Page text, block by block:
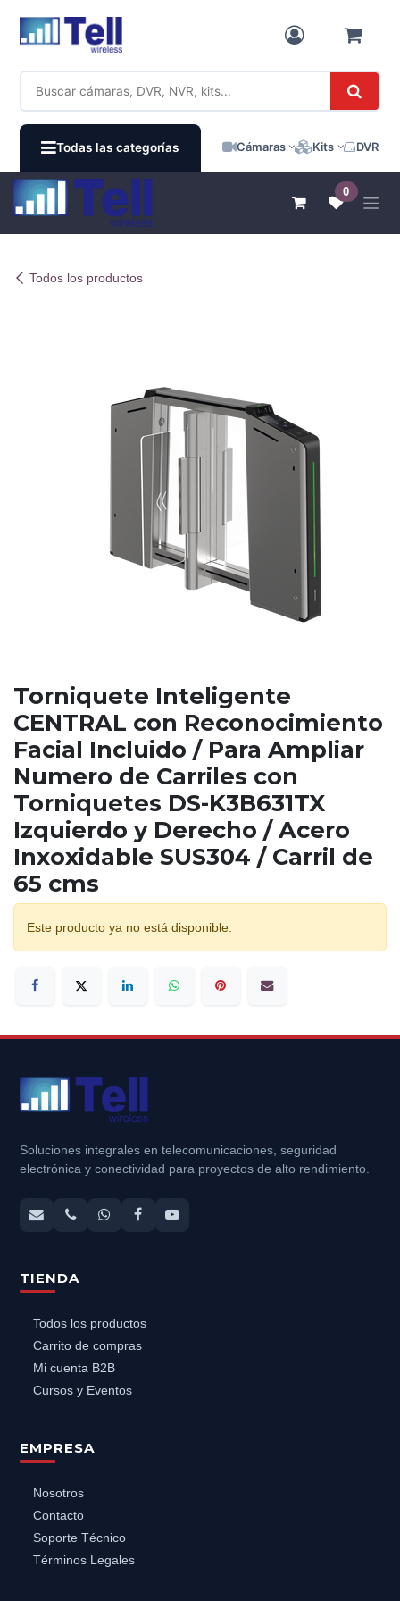
Todas las categorías Cámaras Kits DVR /
0
Todos los productos
Torniquete Inteligente
CENTRAL con Reconocimiento
Facial Incluido / Para Ampliar
Numero de Carriles con
Torniquetes DS-K3B631TX
Izquierdo y Derecho / Acero
Inxoxidable SUS304 / Carril de
65 cms
Este producto ya no está disponible.
Soluciones integrales en telecomunicaciones, seguridad
electrónica y conectividad para proyectos de alto rendimiento.
TIENDA
Todos los productos
Carrito de compras
Mi cuenta B2B
Cursos y Eventos
EMPRESA
Nosotros
Contacto
Soporte Técnico
Términos Legales